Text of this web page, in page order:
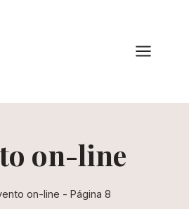
on-line
on-line - Página 8